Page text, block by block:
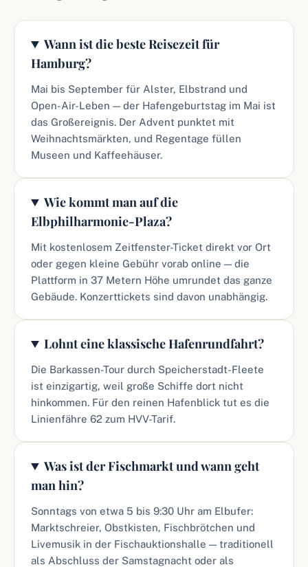
Wann ist die beste Reisezeit für
Hamburg?
Mai bis September für Alster, Elbstrand und
Open-Air-Leben — der Hafengeburtstag im Mai ist
das Großereignis. Der Advent punktet mit
Weihnachtsmärkten, und Regentage füllen
Museen und Kaffeehäuser.
Wie kommt man auf die
Elbphilharmonie-Plaza?
Mit kostenlosem Zeitfenster-Ticket direkt vor Ort
oder gegen kleine Gebühr vorab online — die
Plattform in 37 Metern Höhe umrundet das ganze
Gebäude. Konzerttickets sind davon unabhängig.
Lohnt eine klassische Hafenrundfahrt?
Die Barkassen-Tour durch Speicherstadt-Fleete
ist einzigartig, weil große Schiffe dort nicht
hinkommen. Für den reinen Hafenblick tut es die
Linienfähre 62 zum HVV-Tarif.
Was ist der Fischmarkt und wann geht
man hin?
Sonntags von etwa 5 bis 9:30 Uhr am Elbufer:
Marktschreier, Obstkisten, Fischbrötchen und
Livemusik in der Fischauktionshalle — traditionell
als Abschluss der Samstagnacht oder als